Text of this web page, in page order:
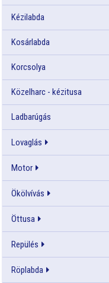
Kézilabda
Kosárlabda
Korcsolya
Közelharc - kézitusa
Ladbarúgás
Lovaglás
Motor
Ökölvívás
Öttusa
Repülés
Röplabda